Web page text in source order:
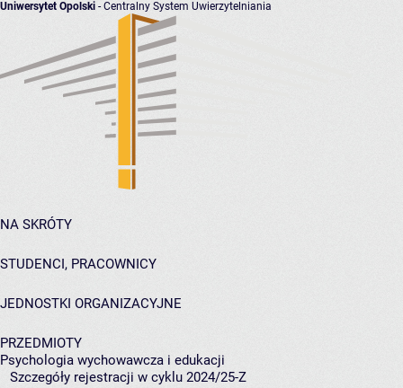
Uniwersytet Opolski - Centralny System Uwierzytelniania
NA SKRÓTY
STUDENCI, PRACOWNICY
JEDNOSTKI ORGANIZACYJNE
PRZEDMIOTY
Psychologia wychowawcza i edukacji
Szczegóły rejestracji w cyklu 2024/25-Z